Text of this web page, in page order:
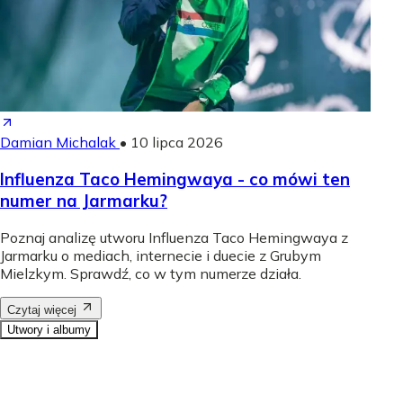
Damian Michalak • 10 lipca 2026
Influenza Taco Hemingwaya - co mówi ten
numer na Jarmarku?
Poznaj analizę utworu Influenza Taco Hemingwaya z
Jarmarku o mediach, internecie i duecie z Grubym
Mielzkym. Sprawdź, co w tym numerze działa.
Czytaj więcej
Utwory i albumy